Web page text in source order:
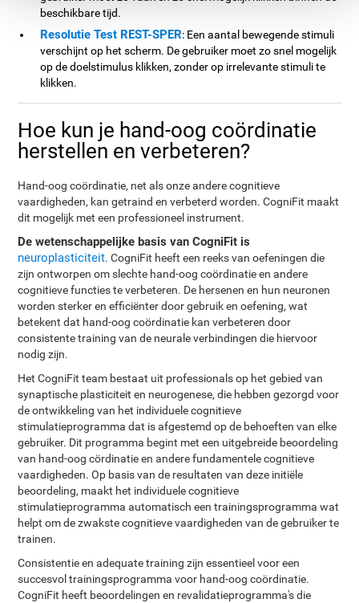
beschikbare tijd.
Resolutie Test REST-SPER: Een aantal bewegende stimuli
verschijnt op het scherm. De gebruiker moet zo snel mogelijk
op de doelstimulus klikken, zonder op irrelevante stimuli te
klikken.
Hoe kun je hand-oog coördinatie
herstellen en verbeteren?
Hand-oog coördinatie, net als onze andere cognitieve
vaardigheden, kan getraind en verbeterd worden. CogniFit maakt
dit mogelijk met een professioneel instrument.
De wetenschappelijke basis van CogniFit is
neuroplasticiteit. CogniFit heeft een reeks van oefeningen die
zijn ontworpen om slechte hand-oog coördinatie en andere
cognitieve functies te verbeteren. De hersenen en hun neuronen
worden sterker en efficiënter door gebruik en oefening, wat
betekent dat hand-oog coördinatie kan verbeteren door
consistente training van de neurale verbindingen die hiervoor
nodig zijn.
Het CogniFit team bestaat uit professionals op het gebied van
synaptische plasticiteit en neurogenese, die hebben gezorgd voor
de ontwikkeling van het individuele cognitieve
stimulatieprogramma dat is afgestemd op de behoeften van elke
gebruiker. Dit programma begint met een uitgebreide beoordeling
van hand-oog cördinatie en andere fundamentele cognitieve
vaardigheden. Op basis van de resultaten van deze initiële
beoordeling, maakt het individuele cognitieve
stimulatieprogramma automatisch een trainingsprogramma wat
helpt om de zwakste cognitieve vaardigheden van de gebruiker te
trainen.
Consistentie en adequate training zijn essentieel voor een
succesvol trainingsprogramma voor hand-oog coördinatie.
CogniFit heeft beoordelingen en revalidatieprogramma's die